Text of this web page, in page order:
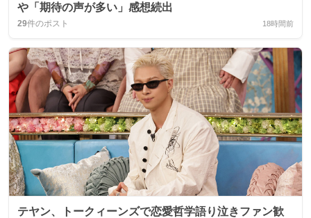
や「期待の声が多い」感想続出
29件のポスト 18時間前
テヤン、トークィーンズで恋愛哲学語り泣きファン歓